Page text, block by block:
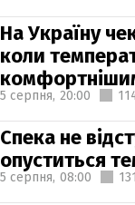
На Україну
коли
5 серпня, 20:00
Спека не
опуститься
5 серпня, 08:00